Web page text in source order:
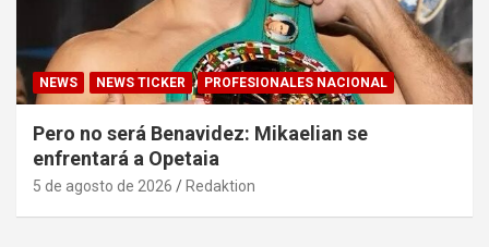
NEWS NEWS TICKER PROFESIONALES NACIONAL
Pero no será Benavidez: Mikaelian se
enfrentará a Opetaia
5 de agosto de 2026 Redaktion